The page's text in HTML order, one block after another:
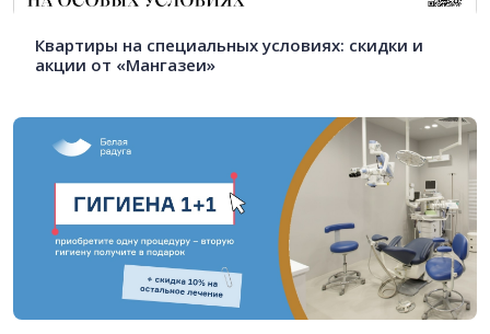
Квартиры на специальных условиях: скидки и
акции от «Мангазеи»